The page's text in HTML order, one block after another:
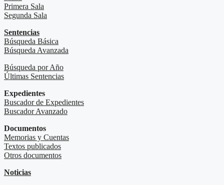
Primera Sala
Segunda Sala
Sentencias
Búsqueda Básica
Búsqueda Avanzada
Búsqueda por Año
Últimas Sentencias
Expedientes
Buscador de Expedientes
Buscador Avanzado
Documentos
Memorias y Cuentas
Textos publicados
Otros documentos
Noticias